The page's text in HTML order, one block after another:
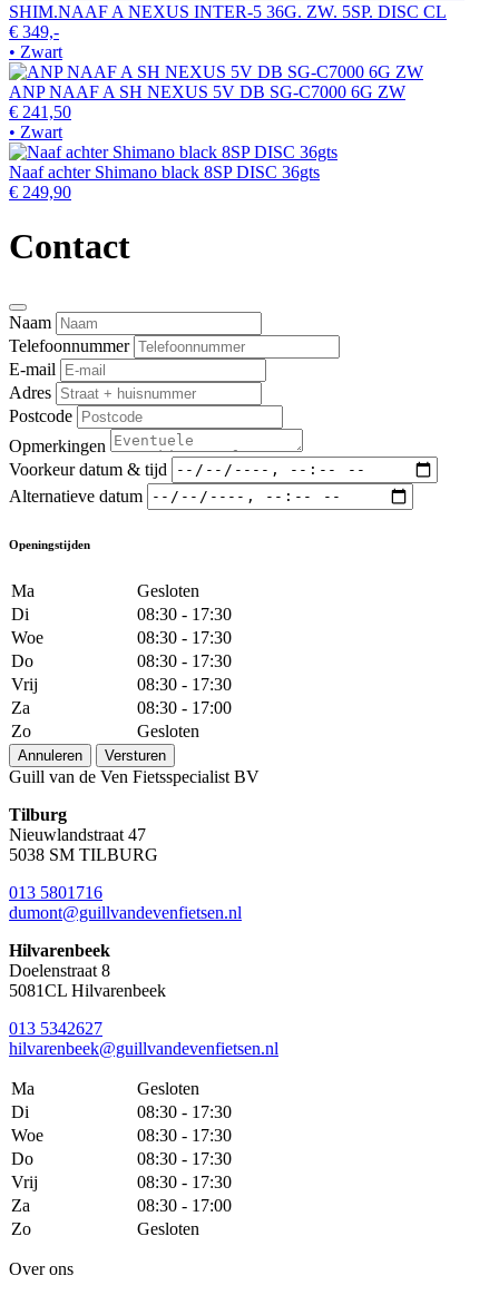
SHIM.NAAF A NEXUS INTER-5 36G. ZW. 5SP. DISC CL
€ 349,-
• Zwart
ANP NAAF A SH NEXUS 5V DB SG-C7000 6G ZW
€ 241,50
• Zwart
Naaf achter Shimano black 8SP DISC 36gts
€ 249,90
Contact
Naam
Telefoonnummer
E-mail
Adres
Postcode
Opmerkingen
Voorkeur datum & tijd
Alternatieve datum
Openingstijden
Ma
Gesloten
Di
08:30 - 17:30
Woe
08:30 - 17:30
Do
08:30 - 17:30
Vrij
08:30 - 17:30
Za
08:30 - 17:00
Zo
Gesloten
Annuleren Versturen
Guill van de Ven Fietsspecialist BV
Tilburg
Nieuwlandstraat 47
5038 SM TILBURG
013 5801716
dumont@guillvandevenfietsen.nl
Hilvarenbeek
Doelenstraat 8
5081CL Hilvarenbeek
013 5342627
hilvarenbeek@guillvandevenfietsen.nl
Ma
Gesloten
Di
08:30 - 17:30
Woe
08:30 - 17:30
Do
08:30 - 17:30
Vrij
08:30 - 17:30
Za
08:30 - 17:00
Zo
Gesloten
Over ons